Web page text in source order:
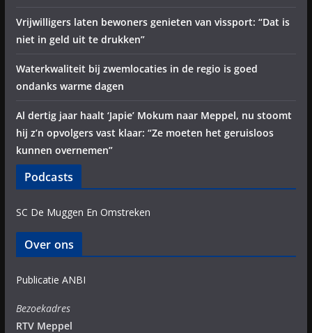
Vrijwilligers laten bewoners genieten van vissport: “Dat is
niet in geld uit te drukken”
Waterkwaliteit bij zwemlocaties in de regio is goed
ondanks warme dagen
Al dertig jaar haalt ‘Japie’ Mokum naar Meppel, nu stoomt
hij z’n opvolgers vast klaar: “Ze moeten het geruisloos
kunnen overnemen”
Podcasts
SC De Muggen En Omstreken
Over ons
Publicatie ANBI
Bezoekadres
RTV Meppel